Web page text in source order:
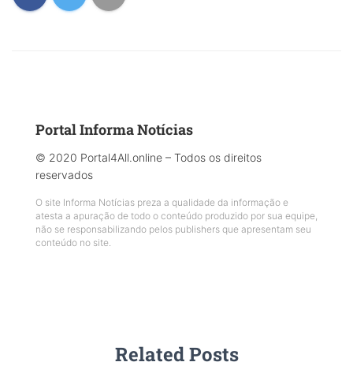
Portal Informa Notícias
© 2020 Portal4All.online – Todos os direitos
reservados
O site Informa Notícias preza a qualidade da informação e
atesta a apuração de todo o conteúdo produzido por sua equipe,
não se responsabilizando pelos publishers que apresentam seu
conteúdo no site.
Related Posts